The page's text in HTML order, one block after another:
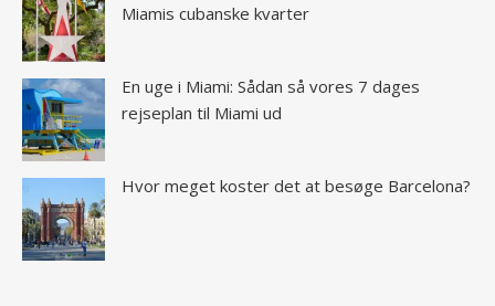
Miamis cubanske kvarter
En uge i Miami: Sådan så vores 7 dages
rejseplan til Miami ud
Hvor meget koster det at besøge Barcelona?